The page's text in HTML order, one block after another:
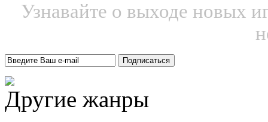
Узнавайте о выходе новых
Другие жанры